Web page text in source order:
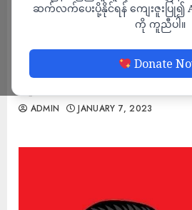
ဆက်လက်ပေးပို့နိုင်ရန် ကျေးဇူးပြု၍
ကို ကူညီပါ။
Donate
စစ်ကောင်စီက ပထမဆုံး သေ
အောင်မြို့က ကျောင်းဆရာ
ပိန်းမှာ ပါဝင်ပေးဖို့ CDM ဝန်
ဆို
ADMIN JANUARY 7, 2023